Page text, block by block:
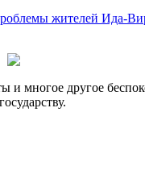
жителей Ида-
многое другое